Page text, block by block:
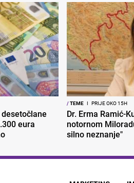
eura
/TEME I PRIJE OKO 15H
Dr. Erma Ramić-
notornom
silno neznanje"